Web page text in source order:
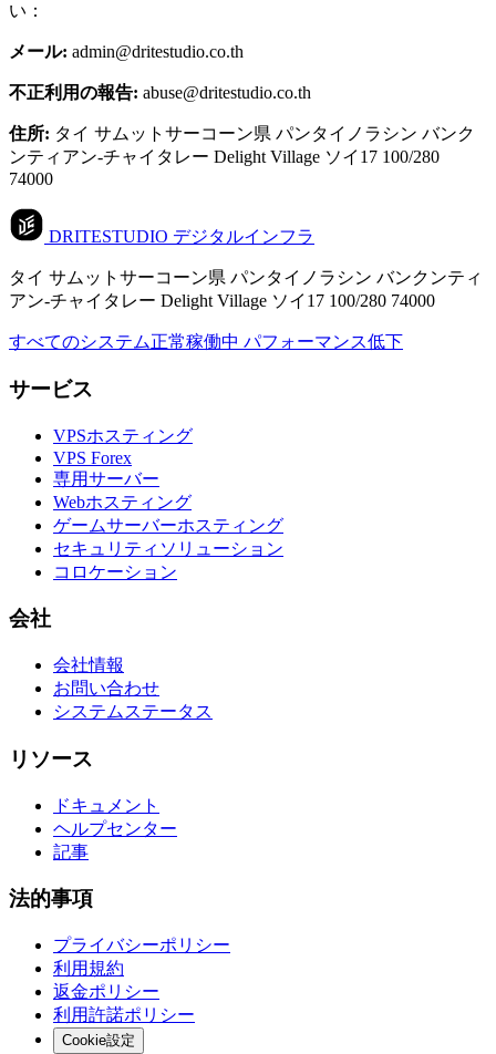
い：
メール: admin@dritestudio.co.th
不正利用の報告: abuse@dritestudio.co.th
住所: タイ サムットサーコーン県 パンタイノラシン バンク
ンティアン-チャイタレー Delight Village ソイ17 100/280
74000
DRITESTUDIO デジタルインフラ
タイ サムットサーコーン県 パンタイノラシン バンクンティ
アン-チャイタレー Delight Village ソイ17 100/280 74000
すべてのシステム正常稼働中 パフォーマンス低下
サービス
VPSホスティング
VPS Forex
専用サーバー
Webホスティング
ゲームサーバーホスティング
セキュリティソリューション
コロケーション
会社
会社情報
お問い合わせ
システムステータス
リソース
ドキュメント
ヘルプセンター
記事
法的事項
プライバシーポリシー
利用規約
返金ポリシー
利用許諾ポリシー
Cookie設定